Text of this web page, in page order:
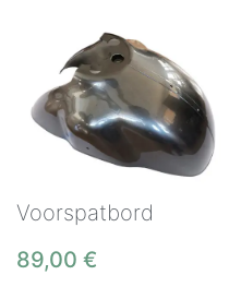
Voorspatbord
89,00 €